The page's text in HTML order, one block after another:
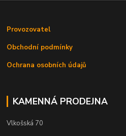
Provozovatel
Obchodní podmínky
Ochrana osobních údajů
KAMENNÁ PRODEJNA
Vlkošská 70